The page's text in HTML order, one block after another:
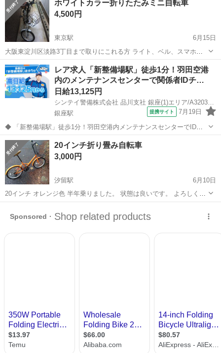
することにしました。 コンパクトに折りたためるので、収納や持ち運
びにも便利です。 気に...
ホワイトカラー折りたたみミニ自転車
4,500円
東京駅
6月15日
大阪東淀川区淡路3丁目まで取りにこれる方 ライト、ベル、スマホホ
ルダー付きミニ自転車
東京 中央区 東京駅 折りたたみ自転車 折りたたみ
レア求人「新整備場駅」徒歩1分！羽田空港
内のメンテナンスセンターで関係者IDチ…
日給13,125円
シンテイ警備株式会社 品川支社 銀座(1)エリア/A3203200147
銀座駅
提携サイト 7月19日
◆ 「新整備場駅」徒歩1分！羽田空港内メンテナンスセンターでIDチ
ェック等 ◆ 超レア案件！人気職種なのでお早めに♪ メンテナンスセン
ター関係者の 受付やIDチェック、案内業務をお任せします♪ 一般の方
の対応はありません◎...
東京 中央区 銀座駅 警備員
20インチ折り畳み自転車
3,000円
汐留駅
6月10日
20インチ オレンジ色 半年乗りました。 状態は良いです。 よろしくお
願いいたします。 6月14日、引き渡ししたいです。 場所は、溝の口駅
周辺を予定しています。